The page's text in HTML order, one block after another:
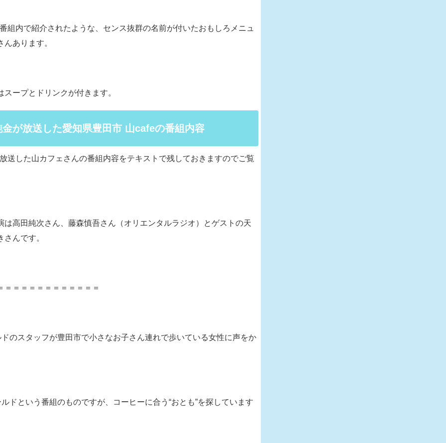
組内で紹介されたような、センス抜群の名前が付いたおもしろメニュ
んあります。
スープとドリンクが付きます。
金が放送した愛知県豊田市 山cafeの番組内容
送した山カフェさんの番組内容をテキストで残しておきますのでご覧
は高田純次さん、藤森慎吾さん（オリエンタルラジオ）とゲストの天
さんです。
＝＝＝＝＝＝＝＝＝＝＝＝
のスタッフが豊田市で小さなお子さん連れで歩いている女性に声をか
ドという番組のものですが、コーヒーに合う“おとも”を探しています